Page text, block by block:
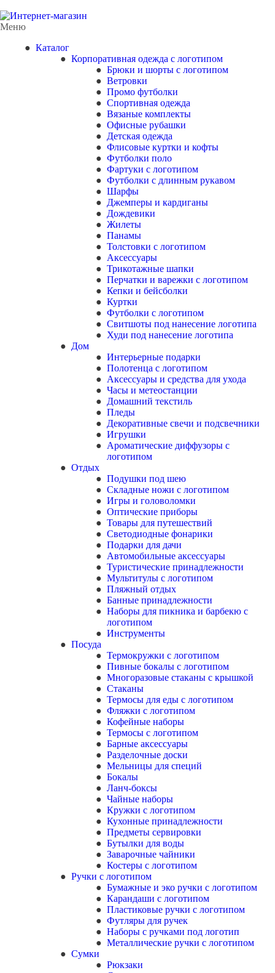
Меню
Каталог
Корпоративная одежда с логотипом
Брюки и шорты с логотипом
Ветровки
Промо футболки
Спортивная одежда
Вязаные комплекты
Офисные рубашки
Детская одежда
Флисовые куртки и кофты
Футболки поло
Фартуки с логотипом
Футболки с длинным рукавом
Шарфы
Джемперы и кардиганы
Дождевики
Жилеты
Панамы
Толстовки с логотипом
Аксессуары
Трикотажные шапки
Перчатки и варежки с логотипом
Кепки и бейсболки
Куртки
Футболки с логотипом
Свитшоты под нанесение логотипа
Худи под нанесение логотипа
Дом
Интерьерные подарки
Полотенца с логотипом
Аксессуары и средства для ухода
Часы и метеостанции
Домашний текстиль
Пледы
Декоративные свечи и подсвечники
Игрушки
Ароматические диффузоры с
логотипом
Отдых
Подушки под шею
Складные ножи с логотипом
Игры и головоломки
Оптические приборы
Товары для путешествий
Светодиодные фонарики
Подарки для дачи
Автомобильные аксессуары
Туристические принадлежности
Мультитулы с логотипом
Пляжный отдых
Банные принадлежности
Наборы для пикника и барбекю с
логотипом
Инструменты
Посуда
Термокружки с логотипом
Пивные бокалы с логотипом
Многоразовые стаканы с крышкой
Стаканы
Термосы для еды с логотипом
Фляжки с логотипом
Кофейные наборы
Термосы с логотипом
Барные аксессуары
Разделочные доски
Мельницы для специй
Бокалы
Ланч-боксы
Чайные наборы
Кружки с логотипом
Кухонные принадлежности
Предметы сервировки
Бутылки для воды
Заварочные чайники
Костеры с логотипом
Ручки с логотипом
Бумажные и эко ручки с логотипом
Карандаши с логотипом
Пластиковые ручки с логотипом
Футляры для ручек
Наборы с ручками под логотип
Металлические ручки с логотипом
Сумки
Рюкзаки